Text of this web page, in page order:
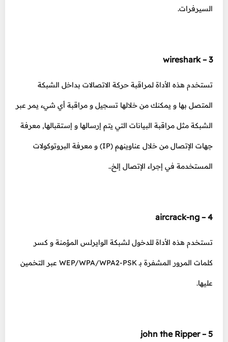
السيرفرات.
3 – wireshark
تستخدم هذه الأداة لمراقبة حركة الاتصالات بداخل الشبكة
المتصل بها و يمكنك من خلالها تسجيل و مراقبة أي شيء يمر عبر
الشبكة مثل مراقبة البيانات التي يتم إرسالها و إستقبالها, معرفة
جهات الإتصال من خلال عناوينهم (IP) و معرفة البروتوكولات
المستخدمة في إجراء الإتصال إلخ..
4 – aircrack-ng
تستخدم هذه الأداة للدخول لشبكة الوايرلس المؤمنة و كسر
كلمات المرور المشفرة بـ WEP/WPA/WPA2-PSK عبر التخمين
عليها.
5 – john the Ripper